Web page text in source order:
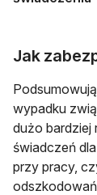
Jak
wypadku
dużo bardziej
świadczeń
przy pracy,